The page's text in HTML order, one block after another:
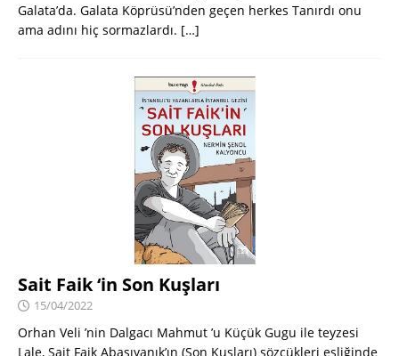
Galata’da. Galata Köprüsü’nden geçen herkes Tanırdı onu
ama adını hiç sormazlardı. […]
Sait Faik ‘in Son Kuşları
15/04/2022
Orhan Veli ’nin Dalgacı Mahmut ’u Küçük Gugu ile teyzesi
Lale, Sait Faik Abasıyanık’ın (Son Kuşları) sözcükleri eşliğinde